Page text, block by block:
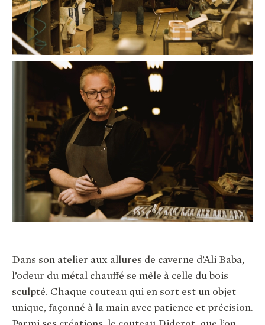
Dans son atelier aux allures de caverne d’Ali Baba,
l’odeur du métal chauffé se mêle à celle du bois
sculpté. Chaque couteau qui en sort est un objet
unique, façonné à la main avec patience et précision.